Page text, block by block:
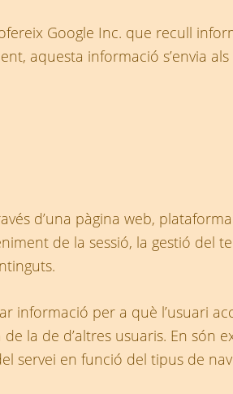
Google Inc. que recull
aquesta informació s’envia
d’una pàgina web,
de la sessió, la gestió del
informació per a què l’usuari
la de d’altres usuaris. En són
servei en funció del tipus de